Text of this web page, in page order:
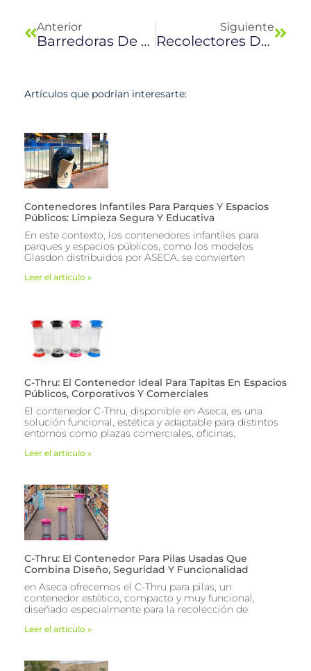
Anterior
Barredoras De Succión
Siguiente
Recolectores De Carga Frontal
Artículos que podrían interesarte:
Contenedores Infantiles Para Parques Y Espacios
Públicos: Limpieza Segura Y Educativa
En este contexto, los contenedores infantiles para
parques y espacios públicos, como los modelos
Glasdon distribuidos por ASECA, se convierten
Leer el artículo »
C-Thru: El Contenedor Ideal Para Tapitas En Espacios
Públicos, Corporativos Y Comerciales
El contenedor C-Thru, disponible en Aseca, es una
solución funcional, estética y adaptable para distintos
entornos como plazas comerciales, oficinas,
Leer el artículo »
C-Thru: El Contenedor Para Pilas Usadas Que
Combina Diseño, Seguridad Y Funcionalidad
en Aseca ofrecemos el C-Thru para pilas, un
contenedor estético, compacto y muy funcional,
diseñado especialmente para la recolección de
Leer el artículo »